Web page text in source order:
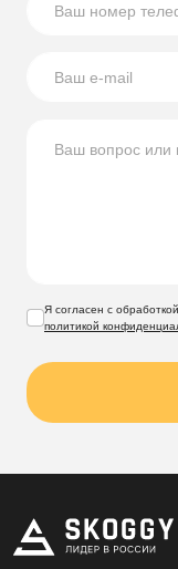
использованию
Я согласен с
политикой